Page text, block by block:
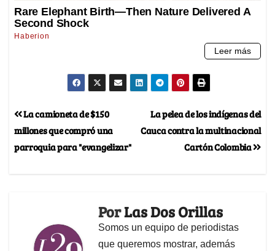
La pelea de los indígenas del
Cauca contra la multinacional
Cartón Colombia
La camioneta de $150
millones que compró una
parroquia para "evangelizar"
PorLas Dos Orillas
Somos un equipo de periodistas
que queremos mostrar, además